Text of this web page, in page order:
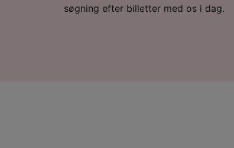
søgning efter billetter med os i dag.